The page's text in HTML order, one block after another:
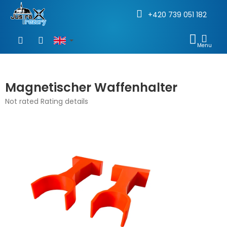
content
+420 739 051 182
Magnetischer Waffenhalter
The
Not rated Rating details